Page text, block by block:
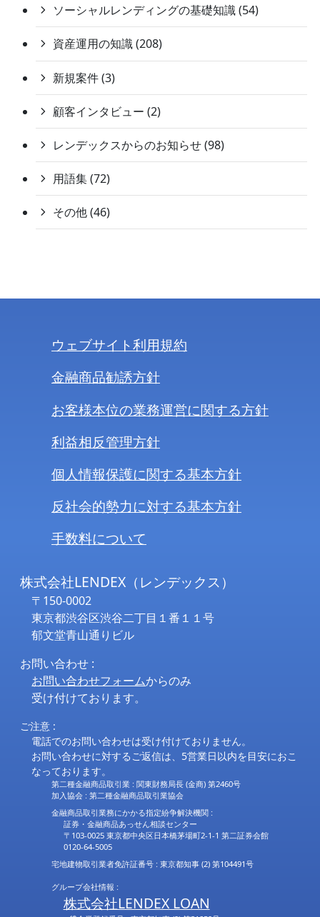
ソーシャルレンディングの基礎知識 (54)
資産運用の知識 (208)
新規案件 (3)
顧客インタビュー (2)
レンデックスからのお知らせ (98)
用語集 (72)
その他 (46)
ウェブサイト利用規約
金融商品勧誘方針
お客様本位の業務運営に関する方針
利益相反管理方針
個人情報保護に関する基本方針
反社会的勢力に対する基本方針
手数料について
株式会社LENDEX（レンデックス）
〒150-0002
東京都渋谷区渋谷二丁目１番１１号
郁文堂青山通りビル
お問い合わせ :
お問い合わせフォームからのみ
受け付けております。
ご注意 :
電話でのお問い合わせは受け付けておりません。
お問い合わせに対するご返信は、5営業日以内を目安におこ
なっております。
第二種金融商品取引業 : 関東財務局長 (金商) 第2460号
加入協会 : 第二種金融商品取引業協会
金融商品取引業務にかかる指定紛争解決機関 :
証券・金融商品あっせん相談センター
〒103-0025 東京都中央区日本橋茅場町2-1-1 第二証券会館
0120-64-5005
宅地建物取引業者免許証番号 : 東京都知事 (2) 第104491号
グループ会社情報 :
株式会社LENDEX LOAN